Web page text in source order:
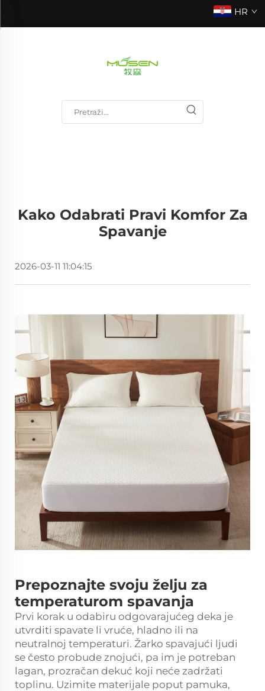
HR
Kako Odabrati Pravi Komfor Za
Spavanje
2026-03-11 11:04:15
Prepoznajte svoju želju za
temperaturom spavanja
Prvi korak u odabiru odgovarajućeg deka je
utvrditi spavate li vruće, hladno ili na
neutralnoj temperaturi. Žarko spavajući ljudi
se često probude znojući, pa im je potreban
lagan, prozračan dekuć koji neće zadržati
toplinu. Uzimite materijale poput pamuka,